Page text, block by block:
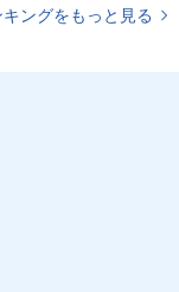
ングをもっと見る